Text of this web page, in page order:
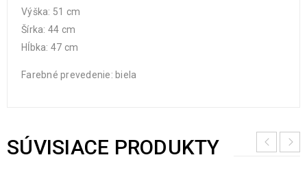
Výška: 51 cm
Šírka: 44 cm
Hĺbka: 47 cm
Farebné prevedenie: biela
SÚVISIACE PRODUKTY